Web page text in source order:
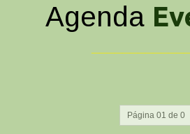
Agenda
Página 01 de 0